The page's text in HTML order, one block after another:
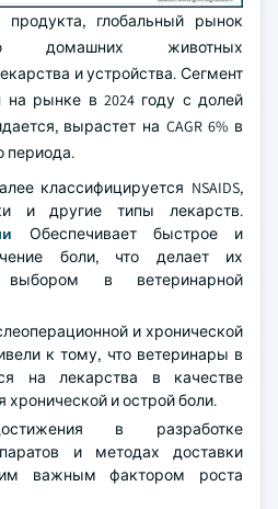
глобальный рынок
домашних животных
и устройства. Сегмент
на рынке в 2024 году с долей
вырастет на CAGR 6% в
периода.
классифицируется NSAIDS,
и другие типы лекарств.
Обеспечивает быстрое и
боли, что делает их
выбором в ветеринарной
и хронической
к тому, что ветеринары в
на лекарства в качестве
хронической и острой боли.
в разработке
и методах доставки
важным фактором роста